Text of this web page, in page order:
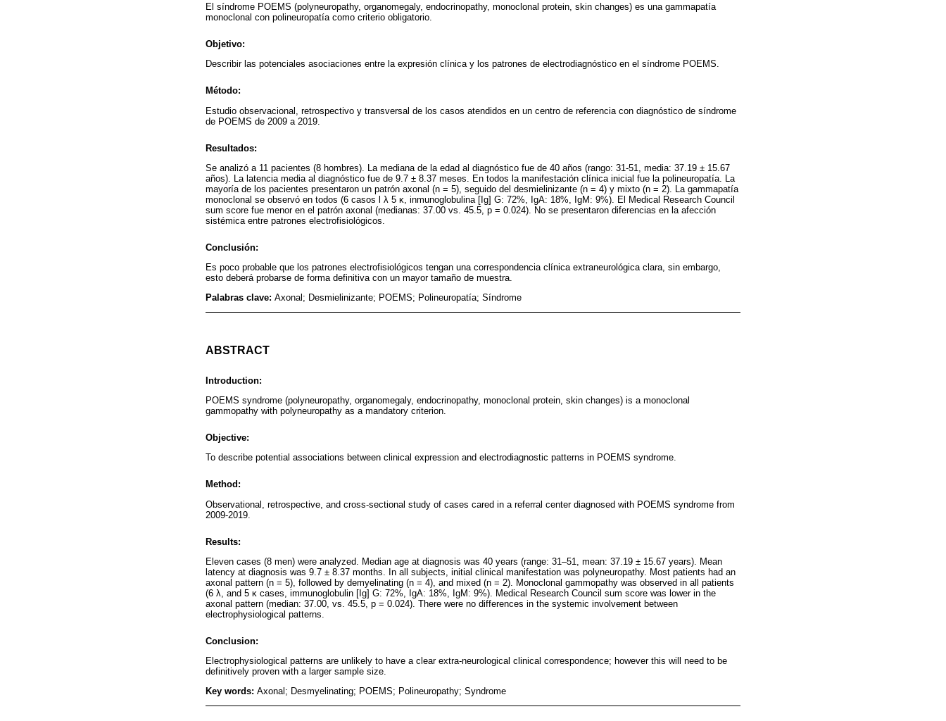
El síndrome POEMS (polyneuropathy, organomegaly, endocrinopathy, monoclonal protein, skin changes) es una gammapatía
monoclonal con polineuropatía como criterio obligatorio.
Objetivo:
Describir las potenciales asociaciones entre la expresión clínica y los patrones de electrodiagnóstico en el síndrome POEMS.
Método:
Estudio observacional, retrospectivo y transversal de los casos atendidos en un centro de referencia con diagnóstico de síndrome
de POEMS de 2009 a 2019.
Resultados:
Se analizó a 11 pacientes (8 hombres). La mediana de la edad al diagnóstico fue de 40 años (rango: 31-51, media: 37.19 ± 15.67
años). La latencia media al diagnóstico fue de 9.7 ± 8.37 meses. En todos la manifestación clínica inicial fue la polineuropatía. La
mayoría de los pacientes presentaron un patrón axonal (n = 5), seguido del desmielinizante (n = 4) y mixto (n = 2). La gammapatía
monoclonal se observó en todos (6 casos l λ 5 κ, inmunoglobulina [Ig] G: 72%, IgA: 18%, IgM: 9%). El Medical Research Council
sum score fue menor en el patrón axonal (medianas: 37.00 vs. 45.5, p = 0.024). No se presentaron diferencias en la afección
sistémica entre patrones electrofisiológicos.
Conclusión:
Es poco probable que los patrones electrofisiológicos tengan una correspondencia clínica extraneurológica clara, sin embargo,
esto deberá probarse de forma definitiva con un mayor tamaño de muestra.
Palabras clave: Axonal; Desmielinizante; POEMS; Polineuropatía; Síndrome
ABSTRACT
Introduction:
POEMS syndrome (polyneuropathy, organomegaly, endocrinopathy, monoclonal protein, skin changes) is a monoclonal
gammopathy with polyneuropathy as a mandatory criterion.
Objective:
To describe potential associations between clinical expression and electrodiagnostic patterns in POEMS syndrome.
Method:
Observational, retrospective, and cross-sectional study of cases cared in a referral center diagnosed with POEMS syndrome from
2009-2019.
Results:
Eleven cases (8 men) were analyzed. Median age at diagnosis was 40 years (range: 31–51, mean: 37.19 ± 15.67 years). Mean
latency at diagnosis was 9.7 ± 8.37 months. In all subjects, initial clinical manifestation was polyneuropathy. Most patients had an
axonal pattern (n = 5), followed by demyelinating (n = 4), and mixed (n = 2). Monoclonal gammopathy was observed in all patients
(6 λ, and 5 κ cases, immunoglobulin [Ig] G: 72%, IgA: 18%, IgM: 9%). Medical Research Council sum score was lower in the
axonal pattern (median: 37.00, vs. 45.5, p = 0.024). There were no differences in the systemic involvement between
electrophysiological patterns.
Conclusion:
Electrophysiological patterns are unlikely to have a clear extra-neurological clinical correspondence; however this will need to be
definitively proven with a larger sample size.
Key words: Axonal; Desmyelinating; POEMS; Polineuropathy; Syndrome